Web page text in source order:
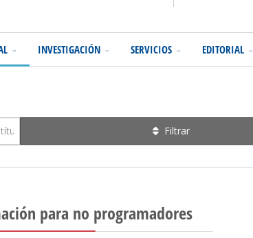
INVESTIGACIÓN SERVICIOS EDITORIAL
Filtrar
para no programadores